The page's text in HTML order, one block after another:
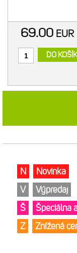
69.00
DO
N
Novinka
V
Výpredaj
Š
Špeciálna
Z
Znížená